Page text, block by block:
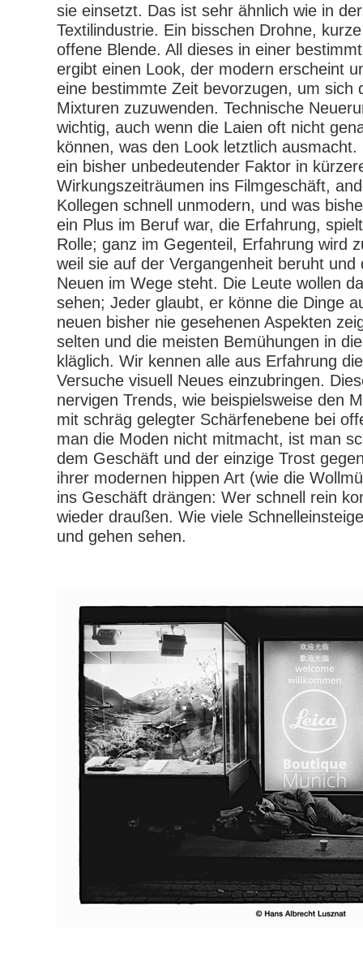
sie einsetzt. Das ist sehr ähnlich wie in
Textilindustrie. Ein bisschen Drohne,
offene Blende. All dieses in einer
ergibt einen Look, der modern erscheint
eine bestimmte Zeit bevorzugen, um sich
Mixturen zuzuwenden. Technische
wichtig, auch wenn die Laien oft nicht
können, was den Look letztlich
ein bisher unbedeutender Faktor in
Wirkungszeiträumen ins Filmgeschäft,
Kollegen schnell unmodern, und was
ein Plus im Beruf war, die Erfahrung,
Rolle; ganz im Gegenteil, Erfahrung wird
weil sie auf der Vergangenheit beruht
Neuen im Wege steht. Die Leute wollen
sehen; Jeder glaubt, er könne die Dinge
neuen bisher nie gesehenen Aspekten
selten und die meisten Bemühungen in
kläglich. Wir kennen alle aus Erfahrung
Versuche visuell Neues einzubringen.
nervigen Trends, wie beispielsweise den
mit schräg gelegter Schärfenebene bei
man die Moden nicht mitmacht, ist man
dem Geschäft und der einzige Trost
ihrer modernen hippen Art (wie die
ins Geschäft drängen: Wer schnell rein
wieder draußen. Wie viele
und gehen sehen.